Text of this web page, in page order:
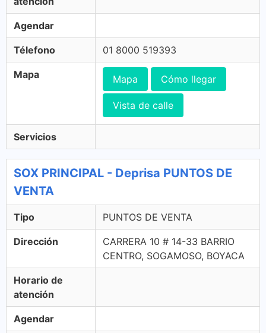
Agendar
Télefono 01 8000 519393
Mapa Mapa Cómo llegar
Vista de calle
Servicios
SOX PRINCIPAL - Deprisa PUNTOS DE
VENTA
Tipo PUNTOS DE VENTA
Dirección
CARRERA 10 # 14-33 BARRIO
CENTRO, SOGAMOSO, BOYACA
Horario de
atención
Agendar